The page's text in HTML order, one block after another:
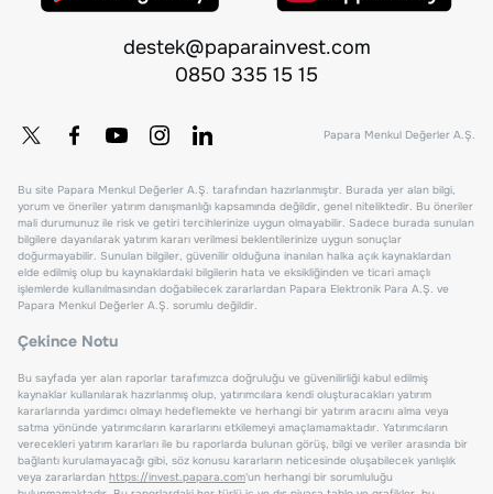
destek@paparainvest.com
0850 335 15 15
Papara Menkul Değerler A.Ş.
Bu site Papara Menkul Değerler A.Ş. tarafından hazırlanmıştır. Burada yer alan bilgi,
yorum ve öneriler yatırım danışmanlığı kapsamında değildir, genel niteliktedir. Bu öneriler
mali durumunuz ile risk ve getiri tercihlerinize uygun olmayabilir. Sadece burada sunulan
bilgilere dayanılarak yatırım kararı verilmesi beklentilerinize uygun sonuçlar
doğurmayabilir. Sunulan bilgiler, güvenilir olduğuna inanılan halka açık kaynaklardan
elde edilmiş olup bu kaynaklardaki bilgilerin hata ve eksikliğinden ve ticari amaçlı
işlemlerde kullanılmasından doğabilecek zararlardan Papara Elektronik Para A.Ş. ve
Papara Menkul Değerler A.Ş. sorumlu değildir.
Çekince Notu
Bu sayfada yer alan raporlar tarafımızca doğruluğu ve güvenilirliği kabul edilmiş
kaynaklar kullanılarak hazırlanmış olup, yatırımcılara kendi oluşturacakları yatırım
kararlarında yardımcı olmayı hedeflemekte ve herhangi bir yatırım aracını alma veya
satma yönünde yatırımcıların kararlarını etkilemeyi amaçlamamaktadır. Yatırımcıların
verecekleri yatırım kararları ile bu raporlarda bulunan görüş, bilgi ve veriler arasında bir
bağlantı kurulamayacağı gibi, söz konusu kararların neticesinde oluşabilecek yanlışlık
veya zararlardan https://invest.papara.com'un herhangi bir sorumluluğu